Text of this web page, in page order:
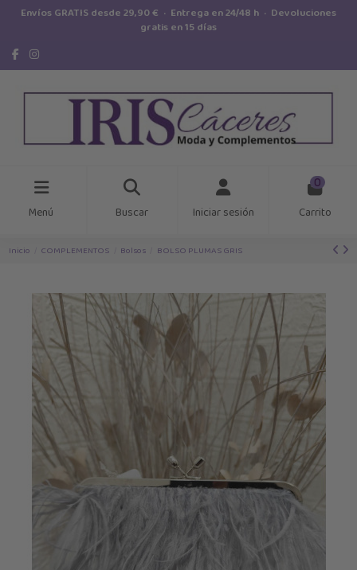
Envíos GRATIS desde 29,90 € · Entrega en 24/48 h · Devoluciones
gratis en 15 días
Menú Buscar Iniciar sesión
0
Carrito
Inicio COMPLEMENTOS Bolsos BOLSO PLUMAS GRIS